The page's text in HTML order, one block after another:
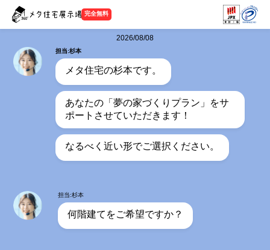
完全無料
2026/08/08
担当:杉本
メタ住宅の杉本です。
あなたの「夢の家づくりプラン」をサ
ポートさせていただきます！
なるべく近い形でご選択ください。
担当:杉本
何階建てをご希望ですか？